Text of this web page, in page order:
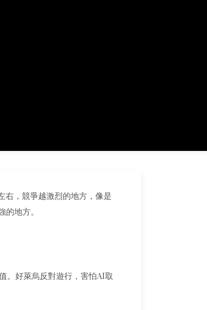
右，競爭越激烈的地方，像是
地方。
。好萊烏反對遊行，害怕AI取